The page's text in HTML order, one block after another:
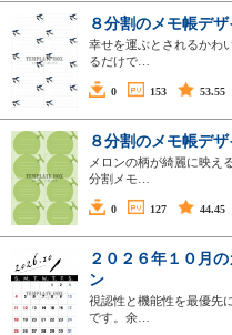
８分割のメモ帳デ
幸せを運ぶとされるかわ
るだけで…
0 153 53.55
８分割のメモ帳デ
メロンの柄が綺麗に映え
分割メモ…
0 127 44.45
２０２６年１０月
ン
視認性と機能性を最優先
です。余…